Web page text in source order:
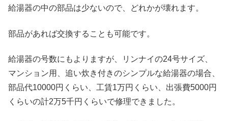
給湯器の中の部品は少ないので、どれかが壊れます。
部品があれば交換することも可能です。
給湯器の号数にもよりますが、リンナイの24号サイズ、
マンション用、追い炊き付きのシンプルな給湯器の場合、
部品代10000円くらい、工賃1万円くらい、出張費5000円
くらいの計2万5千円くらいで修理できました。